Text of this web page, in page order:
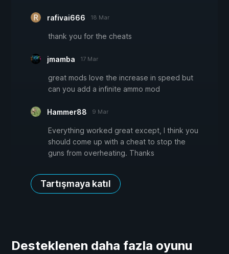
rafivai666 18 Mar
thank you for the cheats
jmamba 17 Mar
great mods love the increase in speed but
can you add a infinite ammo mod
Hammer88 9 Mar
Everything worked great except, I think you
should come up with a cheat to stop the
guns from overheating. Thanks
Tartışmaya katıl
Desteklenen daha fazla oyunu